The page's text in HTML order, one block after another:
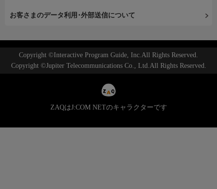
お客さまのデータ利用･外部送信について
Copyright ©Interactive Program Guide, Inc.All Rights Reserved.
Copyright ©Jupiter Telecommunications Co., Ltd.All Rights Reserved.
ZAQはJ:COM NETのキャラクターです